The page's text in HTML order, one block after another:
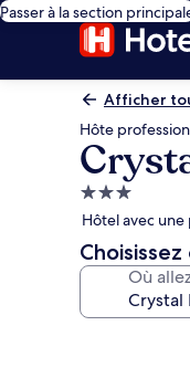
Passer à la section
Afficher
Hôte
Hébergement
3.0 étoiles
Hôtel avec
Où